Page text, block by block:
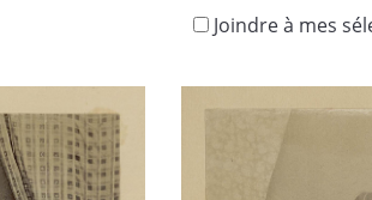
Joindre à mes